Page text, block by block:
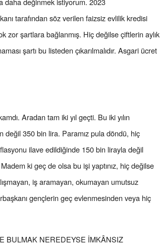
tarafından söz verilen faizsiz evlilik kredisi
zor şartlara bağlanmış. Hiç değilse çiftlerin aylık
şartı bu listeden çıkarılmalıdır. Asgari ücret
Aradan tam iki yıl geçti. Bu iki yılın
değil 350 bin lira. Paramız pula döndü, hiç
ilave edildiğinde 150 bin lirayla değil
ki geç de olsa bu işi yaptınız, hiç değilse
iş aramayan, okumayan umutsuz
gençlerin geç evlenmesinden veya hiç
BULMAK NEREDEYSE İMKÂNSIZ